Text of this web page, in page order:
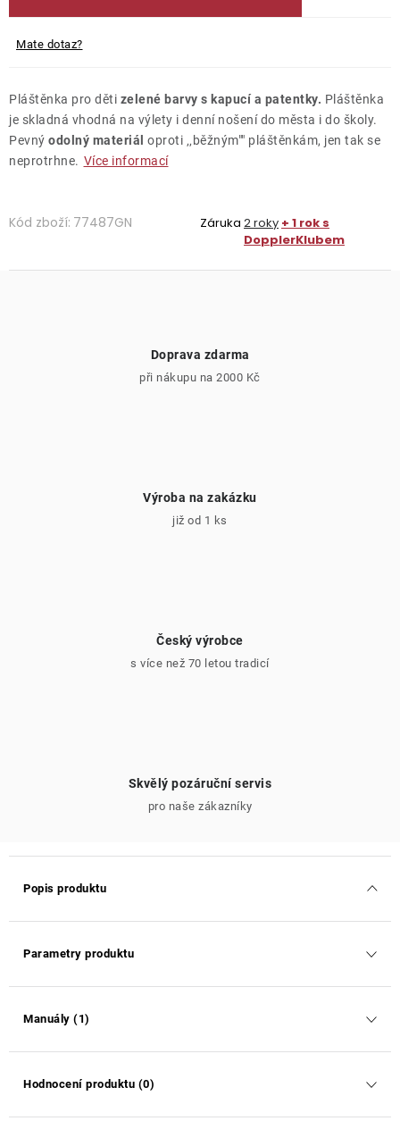
Mate dotaz?
Pláštěnka pro děti zelené barvy s kapucí a patentky. Pláštěnka
je skladná vhodná na výlety i denní nošení do města i do školy.
Pevný odolný materiál oproti ‚‚běžným"" pláštěnkám, jen tak se
neprotrhne. Více informací
Kód zboží: 77487GN Záruka 2 roky + 1 rok s
DopplerKlubem
Doprava zdarma
při nákupu na 2000 Kč
Výroba na zakázku
již od 1 ks
Český výrobce
s více než 70 letou tradicí
Skvělý pozáruční servis
pro naše zákazníky
Popis produktu
Parametry produktu
Manuály (1)
Hodnocení produktu (0)